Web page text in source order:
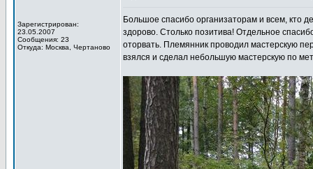
Зарегистрирован:
23.05.2007
Сообщения: 23
Откуда: Москва, Чертаново
Большое спасибо организаторам и всем, кто
здорово. Столько позитива! Отдельное
оторвать. Племянник проводил мастерскую
взялся и сделал небольшую мастерскую по